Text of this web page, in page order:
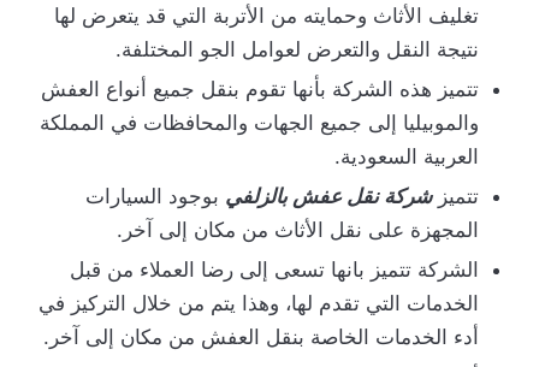
تغليف الأثاث وحمايته من الأتربة التي قد يتعرض لها
نتيجة النقل والتعرض لعوامل الجو المختلفة.
تتميز هذه الشركة بأنها تقوم بنقل جميع أنواع العفش
والموبيليا إلى جميع الجهات والمحافظات في المملكة
العربية السعودية.
تتميزشركة نقل عفش بالزلفي بوجود السيارات
المجهزة على نقل الأثاث من مكان إلى آخر.
الشركة تتميز بانها تسعى إلى رضا العملاء من قبل
الخدمات التي تقدم لها، وهذا يتم من خلال التركيز في
أدء الخدمات الخاصة بنقل العفش من مكان إلى آخر.